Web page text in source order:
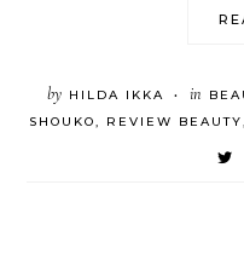
by HILDA IKKA • in
SHOUKO
REVIEW BEAUTY